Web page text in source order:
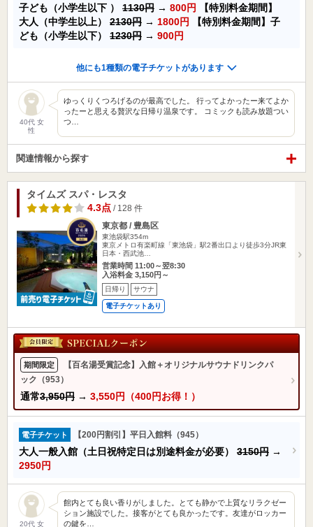
子ども（小学生以下 ） 1130円 → 800円
【特別料金期間】
大人（中学生以上） 2130円 → 1800円
【特別料金期間】子
ども（小学生以下） 1230円 → 900円
他にも1種類の電子チケットがあります
40代 女
性
ゆっくりくつろげるのが最高でした。 行ってよかったー来てよか
ったーと思える贅沢な日帰り温泉です。 コミックも読み放題つい
つ…
関連情報から探す
タイムズ スパ・レスタ
4.3点 / 128 件
東京都 / 豊島区
東池袋駅354m
東京メトロ有楽町線「東池袋」駅2番出口より徒歩3分JR東
日本・西武池…
営業時間 11:00～翌8:30
入浴料金 3,150円～
日帰り サウナ
電子チケットあり
期間限定
【百名湯受賞記念】入館＋オリジナルサウナドリンクパ
ック（953）
通常3,950円 → 3,550円（400円お得！）
電子チケット 【200円割引】平日入館料（945）
大人一般入館（土日祝特定日は別途料金が必要） 3150円 →
2950円
20代 女
館内とても良い香りがしました。とても静かで上質なリラクゼー
ション施設でした。接客がとても良かったです。友達がロッカー
の鍵を…